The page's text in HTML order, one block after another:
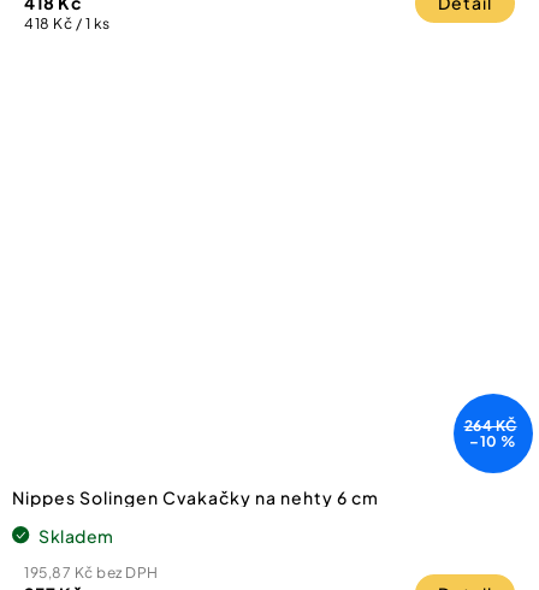
Měrná
418 Kč / 1 ks
264 KČ
–10 %
Nippes Solingen Cvakačky na nehty 6 cm
Skladem
195,87 Kč bez DPH